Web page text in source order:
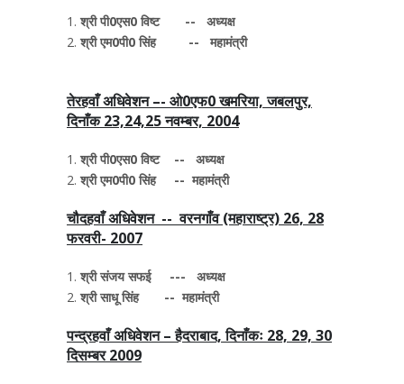
श्री पी0एस0 विष्ट -- अध्यक्ष
श्री एम0पी0 सिंह -- महामंत्री
तेरहवाँ अधिवेशन –- ओ0एफ0 खमरिया, जबलपुर,
दिनाँक 23,24,25 नवम्बर, 2004
श्री पी0एस0 विष्ट -- अध्यक्ष
श्री एम0पी0 सिंह -- महामंत्री
चौदहवाँ अधिवेशन -- वरनगाँव (महाराष्ट्र) 26, 28
फरवरी- 2007
श्री संजय सफई --- अध्यक्ष
श्री साधू सिंह -- महामंत्री
पन्द्रहवाँ अधिवेशन – हैदराबाद, दिनाँकः 28, 29, 30
दिसम्बर 2009